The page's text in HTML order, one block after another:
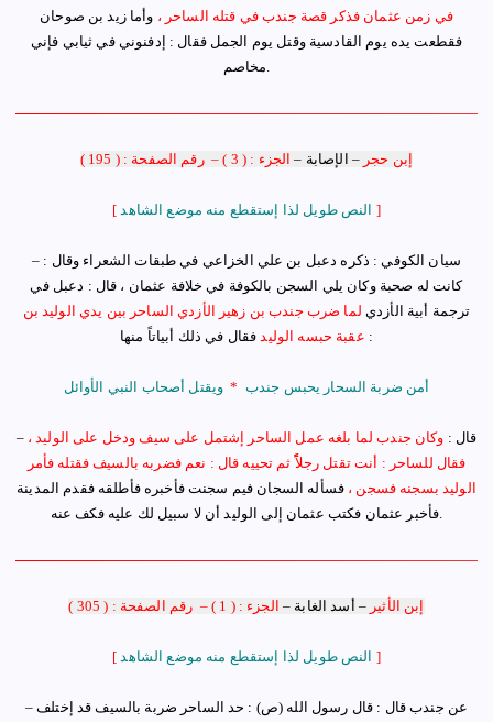
في زمن عثمان فذكر قصة جندب في قتله الساحر ، وأما زيد بن صوحان
فقطعت يده يوم القادسية وقتل يوم الجمل فقال : إدفنوني في ثيابي فإني
مخاصم
إبن حجر – الإصابة – الجزء : ( 3 ) – رقم الصفحة : ( 195 )
[ النص طويل لذا إستقطع منه موضع الشاهد ]
– سيان الكوفي : ذكره دعبل بن علي الخزاعي في طبقات الشعراء وقال :
كانت له صحبة وكان يلي السجن بالكوفة في خلافة عثمان ، قال : دعبل في
ترجمة أبية الأزدي لما ضرب جندب بن زهير الأزدي الساحر بين يدي الوليد بن
عقبة حبسه الوليد :
أمن ضربة السحار يحبس جندب * ويقتل أصحاب النبي الأوائل
– قال : وكان جندب لما بلغه عمل الساحر إشتمل على سيف ودخل على الوليد ،
فقال للساحر : أنت تقتل رجلاًًً ثم تحييه قال : نعم فضربه بالسيف فقتله فأمر
الوليد بسجنه فسجن ،فسأله السجان فيم سجنت فأخبره فأطلقه فقدم المدينة
إبن الأثير – أسد الغابة – الجزء : ( 1 ) – رقم الصفحة : ( 305 )
[ النص طويل لذا إستقطع منه موضع الشاهد ]
– عن جندب قال : قال رسول الله (ص) : حد الساحر ضربة بالسيف قد إختلف